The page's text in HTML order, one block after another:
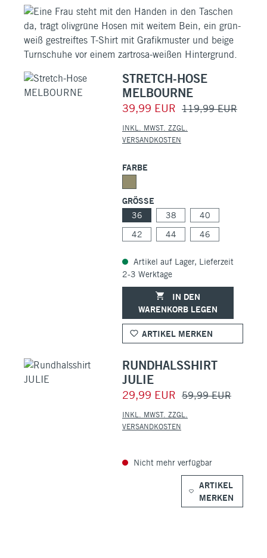
STRETCH-HOSE
MELBOURNE
39,99 EUR 119,99 EUR
INKL. MWST. ZZGL.
VERSANDKOSTEN
FARBE
GRÖSSE
36 38
40
42
44 46
Artikel auf Lager, Lieferzeit
2-3 Werktage
WARENKORB LEGEN
ARTIKEL MERKEN
RUNDHALSSHIRT
JULIE
29,99 EUR 59,99 EUR
INKL. MWST. ZZGL.
VERSANDKOSTEN
Nicht mehr verfügbar
ARTIKEL
MERKEN